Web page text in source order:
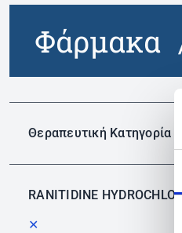
Φάρμακα
Θεραπευτική Κατηγορία
RANITIDINE
✕